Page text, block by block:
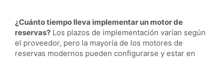
¿Cuánto tiempo lleva implementar un motor de
reservas? Los plazos de implementación varían según
el proveedor, pero la mayoría de los motores de
reservas modernos pueden configurarse y estar en